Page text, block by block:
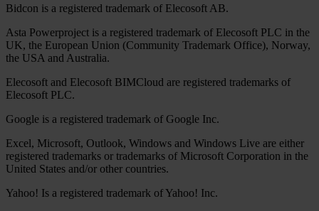
Bidcon is a registered trademark of Elecosoft AB.
Asta Powerproject is a registered trademark of Elecosoft PLC in the
UK, the European Union (Community Trademark Office), Norway,
the USA and Australia.
Elecosoft and Elecosoft BIMCloud are registered trademarks of
Elecosoft PLC.
Google is a registered trademark of Google Inc.
Excel, Microsoft, Outlook, Windows and Windows Live are either
registered trademarks or trademarks of Microsoft Corporation in the
United States and/or other countries.
Yahoo! Is a registered trademark of Yahoo! Inc.